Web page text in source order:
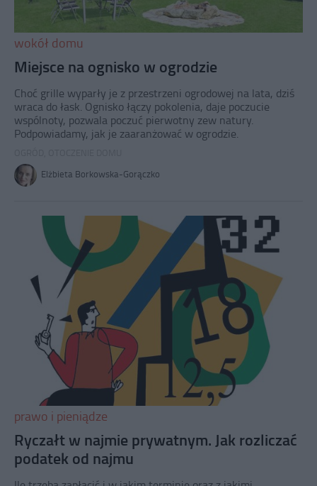
wokół domu
Miejsce na ognisko w ogrodzie
Choć grille wyparły je z przestrzeni ogrodowej na lata, dziś
wraca do łask. Ognisko łączy pokolenia, daje poczucie
wspólnoty, pozwala poczuć pierwotny zew natury.
Podpowiadamy, jak je zaaranżować w ogrodzie.
Elżbieta Borkowska-Gorączko
prawo i pieniądze
Ryczałt w najmie prywatnym. Jak rozliczać
podatek od najmu